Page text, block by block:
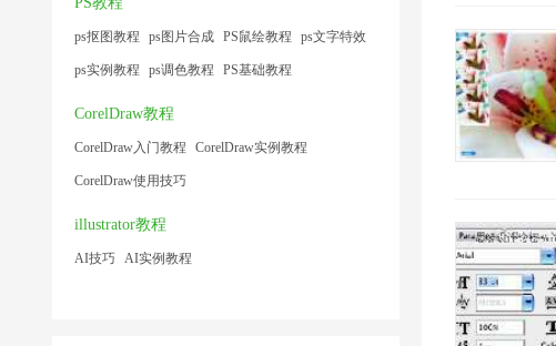
ps抠图教程 ps图片合成 PS鼠绘教程 ps文字特效
ps实例教程 ps调色教程 PS基础教程
CorelDraw教程
CorelDraw入门教程 CorelDraw实例教程
CorelDraw使用技巧
illustrator教程
AI技巧 AI实例教程